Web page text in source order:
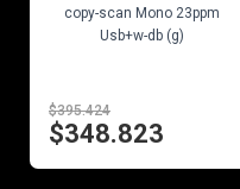
copy-scan Mono 23ppm
Usb+w-db (g)
$395.424
$348.823